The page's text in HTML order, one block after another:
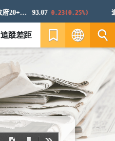
ICE美國政府20+年期債券指數 93.07 0.23(0.25%) 道
追蹤差距
EN